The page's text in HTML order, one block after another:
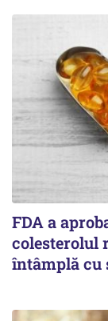
FDA a
colesterolul
întâmplă cu